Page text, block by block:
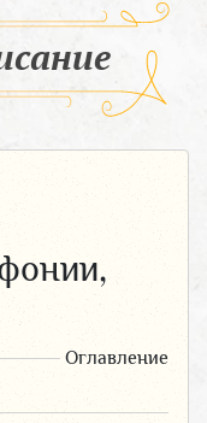
Оглавление